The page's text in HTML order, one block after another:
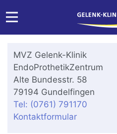
MVZ Gelenk-Klinik
EndoProthetikZentrum
Alte Bundesstr. 58
79194 Gundelfingen
Tel: (0761) 791170
Kontaktformular